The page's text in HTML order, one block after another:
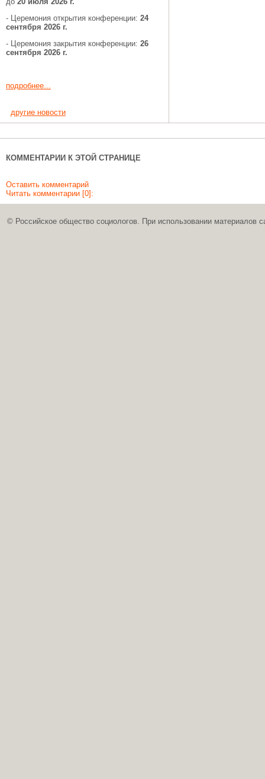
- Церемония открытия конференции: 24
сентября 2026 г.
- Церемония закрытия конференции: 26
сентября 2026 г.
подробнее...
другие новости
КОММЕНТАРИИ К ЭТОЙ СТРАНИЦЕ
Оставить комментарий
Читать комментарии [0]:
© Российское общество социологов. При использовании материалов